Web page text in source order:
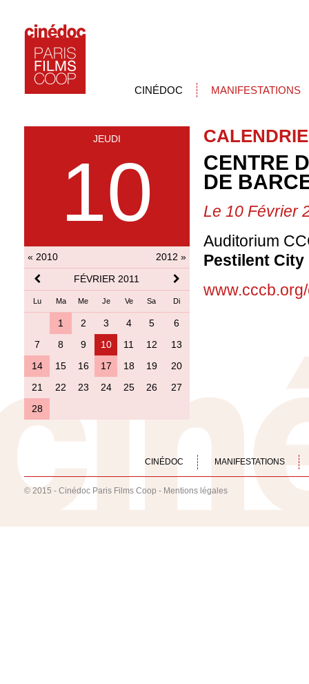
CINÉDOC MANIFESTATIONS
JEUDI
10
« 2010
2012 »
FÉVRIER 2011
Lu Ma Me Je Ve Sa Di
1 2 3 4 5
6
7
8 9 10 11 12
13
14
15 16 17 18 19
20
21
22 23 24 25 26
27
28
CENTRE
DE
Le 10 Février
Auditorium
Pestilent City
CINÉDOC MANIFESTATIONS
© 2015 - Cinédoc Paris Films Coop - Mentions légales